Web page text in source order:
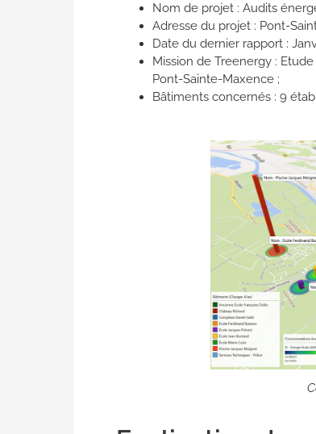
Nom de projet : Audits
Adresse du projet : Pont-
Date du dernier rapport :
Mission de Treenergy :
Pont-Sainte-Maxence ;
Bâtiments concernés : 9